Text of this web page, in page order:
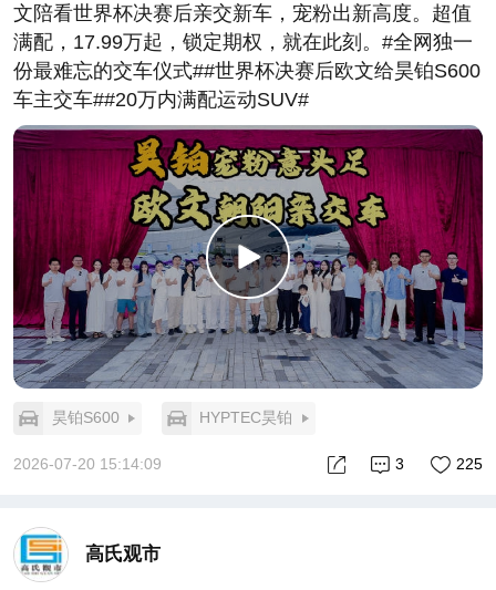
文陪看世界杯决赛后亲交新车，宠粉出新高度。超值
满配，17.99万起，锁定期权，就在此刻。#全网独一
份最难忘的交车仪式##世界杯决赛后欧文给昊铂S600
车主交车##20万内满配运动SUV#
昊铂S600 HYPTEC昊铂
2026-07-20 15:14:09 225
3
高氏观市